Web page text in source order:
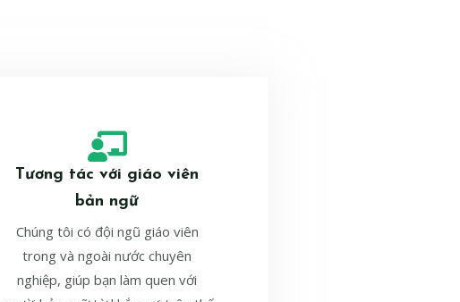
Tương tác với giáo viên
bản ngữ
Chúng tôi có đội ngũ giáo viên
trong và ngoài nước chuyên
nghiệp, giúp bạn làm quen với